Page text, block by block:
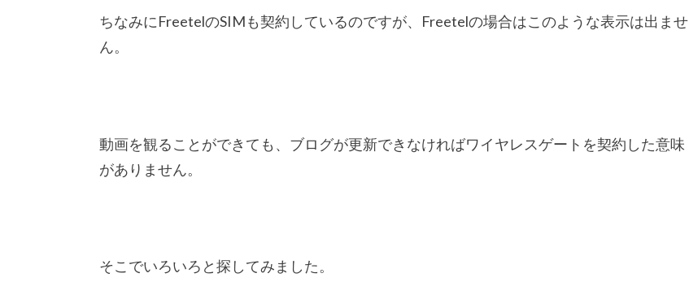
ちなみにFreetelのSIMも契約しているのですが、Freetelの場合はこのような表示は出ませ
ん。
動画を観ることができても、ブログが更新できなければワイヤレスゲートを契約した意味
がありません。
そこでいろいろと探してみました。